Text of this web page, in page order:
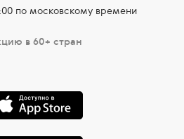
по московскому времени
в 60+ стран